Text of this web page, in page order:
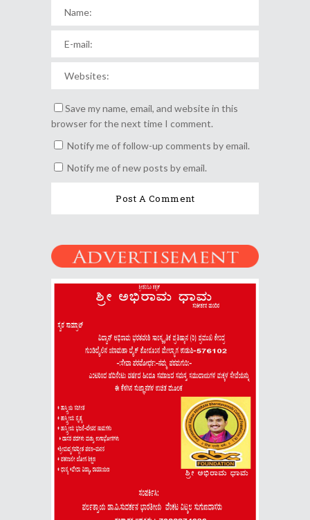
Save my name, email, and website in this
browser for the next time I comment.
Notify me of follow-up comments by email.
Notify me of new posts by email.